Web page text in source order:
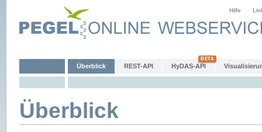
Hilfe
Überblick REST-API HyDAS-API
Überblick